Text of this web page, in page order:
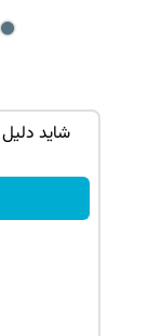
شاید